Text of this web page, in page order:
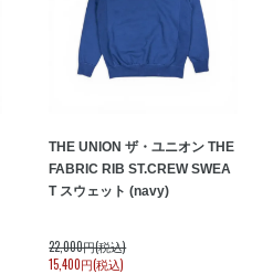
THE UNION ザ・ユニオン THE
FABRIC RIB ST.CREW SWEA
T スウェット (navy)
22,000円(税込)
15,400円(税込)